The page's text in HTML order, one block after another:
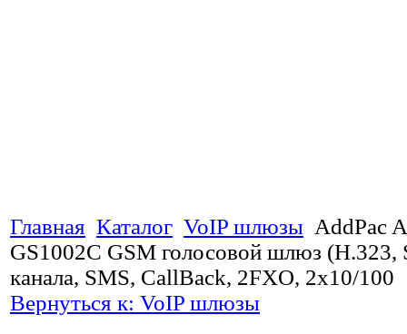
Главная Каталог VoIP шлюзы AddPac
GS1002C GSM голосовой шлюз (H.323,
канала, SMS, CallBack, 2FXO, 2x10/100
Вернуться к: VoIP шлюзы